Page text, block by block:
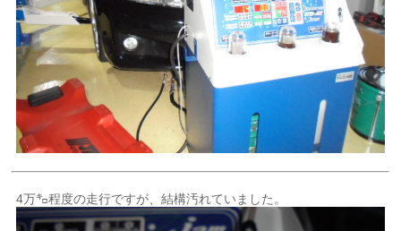
4万㌔程度の走行ですが、結構汚れていました。